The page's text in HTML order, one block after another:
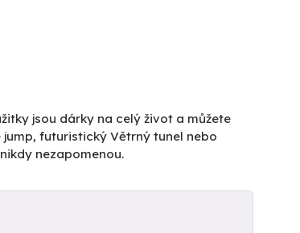
jsou dárky na celý život a můžete
futuristický Větrný tunel nebo
nezapomenou.